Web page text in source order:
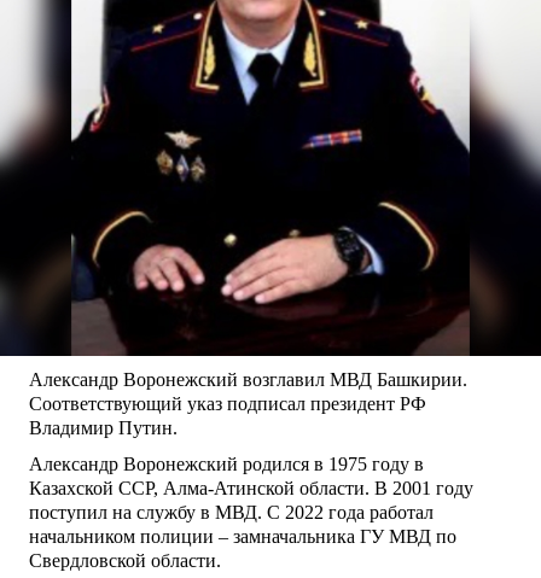
Александр Воронежский возглавил МВД Башкирии.
Соответствующий указ подписал президент РФ
Владимир Путин.
Александр Воронежский родился в 1975 году в
Казахской ССР, Алма-Атинской области. В 2001 году
поступил на службу в МВД. С 2022 года работал
начальником полиции – замначальника ГУ МВД по
Свердловской области.